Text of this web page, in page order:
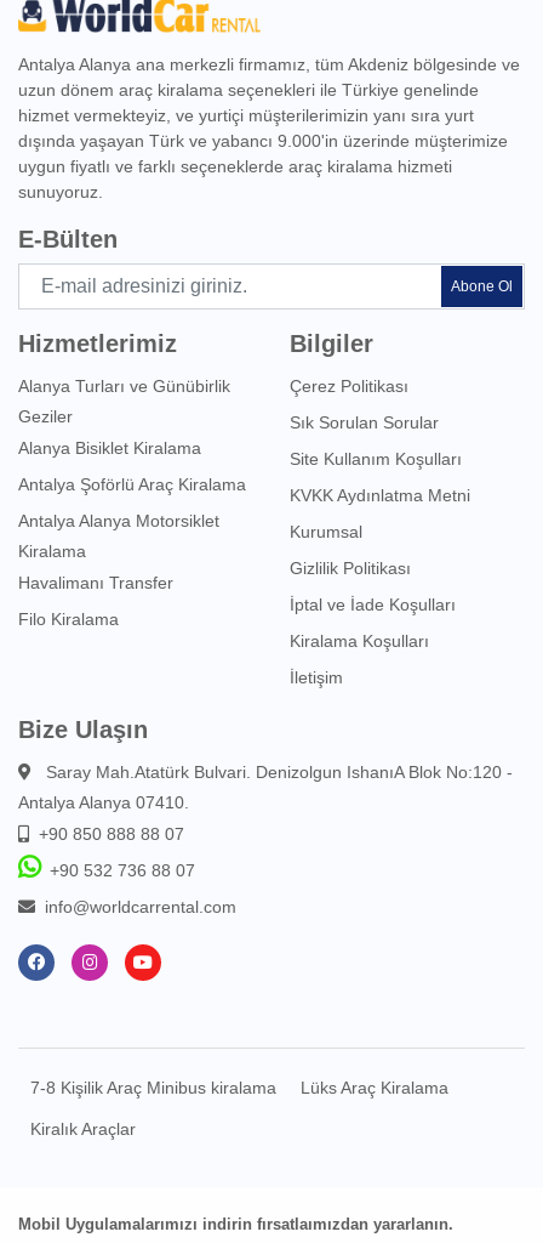
Antalya Alanya ana merkezli firmamız, tüm Akdeniz bölgesinde ve
uzun dönem araç kiralama seçenekleri ile Türkiye genelinde
hizmet vermekteyiz, ve yurtiçi müşterilerimizin yanı sıra yurt
dışında yaşayan Türk ve yabancı 9.000'in üzerinde müşterimize
uygun fiyatlı ve farklı seçeneklerde araç kiralama hizmeti
sunuyoruz.
E-Bülten
Abone Ol
Hizmetlerimiz
Alanya Turları ve Günübirlik
Geziler
Alanya Bisiklet Kiralama
Antalya Şoförlü Araç Kiralama
Antalya Alanya Motorsiklet
Kiralama
Havalimanı Transfer
Filo Kiralama
Bilgiler
Çerez Politikası
Sık Sorulan Sorular
Site Kullanım Koşulları
KVKK Aydınlatma Metni
Kurumsal
Gizlilik Politikası
İptal ve İade Koşulları
Kiralama Koşulları
İletişim
Bize Ulaşın
Saray Mah.Atatürk Bulvari. Denizolgun IshanıA Blok No:120 -
Antalya Alanya 07410.
+90 850 888 88 07
+90 532 736 88 07
info@worldcarrental.com
7-8 Kişilik Araç Minibus kiralama Lüks Araç Kiralama
Kiralık Araçlar
Mobil Uygulamalarımızı indirin fırsatlaımızdan yararlanın.